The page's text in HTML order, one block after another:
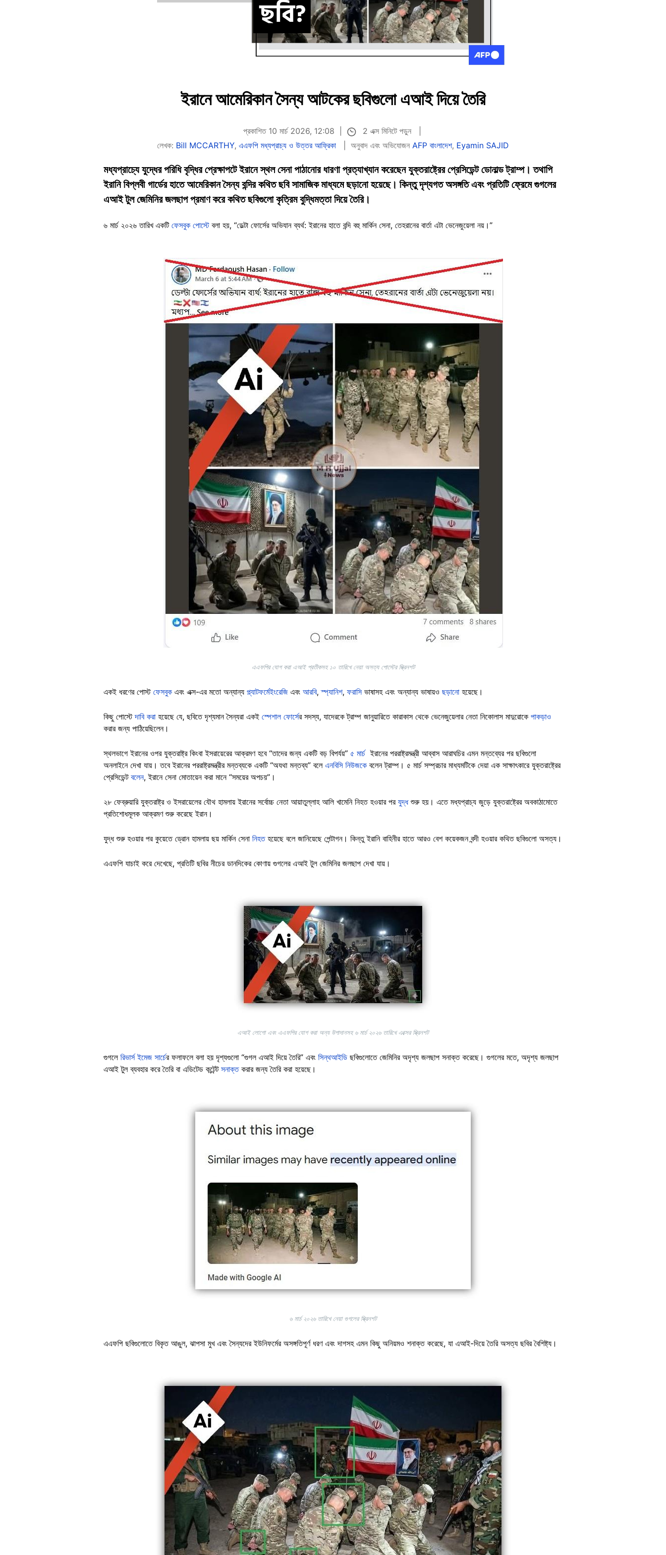
ইরানে আমেরিকান সৈন্য আটকের ছবিগুলো এআই দিয়ে তৈরি
প্রকাশিত 10 মার্চ 2026, 12:08
2 এক্স মিনিটে পড়ুন
লেখক: Bill MCCARTHY, এএফপি মধ্যপ্রাচ্য ও উত্তর আফ্রিকা অনুবাদ এবং অভিযোজন AFP বাংলাদেশ, Eyamin SAJID
মধ্যপ্রাচ্যে যুদ্ধের পরিধি বৃদ্ধির প্রেক্ষাপটে ইরানে স্থল সেনা পাঠানোর ধারণা প্রত্যাখ্যান করেছেন যুক্তরাষ্ট্রের প্রেসিডেন্ট ডোনাল্ড ট্রাম্প। তথাপি
ইরানি বিপ্লবী গার্ডের হাতে আমেরিকান সৈন্য বন্দির কথিত ছবি সামাজিক মাধ্যমে ছড়ানো হয়েছে। কিন্তু দৃশ্যগত অসঙ্গতি এবং প্রতিটি ফ্রেমে গুগলের
এআই টুল জেমিনির জলছাপ প্রমাণ করে কথিত ছবিগুলো কৃত্রিম বুদ্ধিমত্তা দিয়ে তৈরি।
৬ মার্চ ২০২৬ তারিখ একটি ফেসবুক পোস্টেবলা হয়, “ডেল্টা ফোর্সের অভিযান ব্যর্থ: ইরানের হাতে বন্দি বহু মার্কিন সেনা, তেহরানের বার্তা এটা ভেনেজুয়েলা নয়।”
এএফপির যোগ করা এআই প্রতীকসহ ১০ তারিখে নেয়া অসত্য পোস্টের স্ক্রিনশট
একই ধরণের পোস্ট ফেসবুক এবং এক্স-এর মতো অন্যান্য প্ল্যাটফর্মেইংরেজি এবং আরবি,স্প্যানিশ, ফরাসিভাষাসহ এবং অন্যান্য ভাষায়ও ছড়ানো হয়েছে।
কিছু পোস্টেদাবি করা হয়েছে যে, ছবিতে দৃশ্যমান সৈন্যরা একই স্পেশাল ফোর্সের সদস্য, যাদেরকে ট্রাম্প জানুয়ারিতে কারাকাস থেকে ভেনেজুয়েলার নেতা নিকোলাস মাদুরোকে পাকড়াও
করার জন্য পাঠিয়েছিলেন।
স্থলভাগে ইরানের ওপর যুক্তরাষ্ট্র কিংবা ইসরায়েরের আক্রমণ হবে “তাদের জন্য একটি বড় বিপর্যয়” ৫ মার্চইরানের পররাষ্ট্রমন্ত্রী আব্বাস আরাঘচির এমন মন্তব্যের পর ছবিগুলো
অনলাইনে দেখা যায়। তবে ইরানের পররাষ্ট্রমন্ত্রীর মন্তব্যকে একটি “অযথা মন্তব্য” বলে এনবিসি নিউজকে বলেন ট্রাম্প। ৫ মার্চ সম্প্রচার মাধ্যমটিকে দেয়া এক সাক্ষাৎকারে যুক্তরাষ্ট্রের
প্রেসিডেন্ট বলেন, ইরানে সেনা মোতায়েন করা মানে “সময়ের অপচয়”।
২৮ ফেব্রুয়ারি যুক্তরাষ্ট্র ও ইসরায়েলের যৌথ হামলায় ইরানের সর্বোচ্চ নেতা আয়াতুল্লাহ আলি খামেনি নিহত হওয়ার পর যুদ্ধশুরু হয়। এতে মধ্যপ্রাচ্য জুড়ে যুক্তরাষ্ট্রের অবকাঠামোতে
প্রতিশোধমূলক আক্রমণ শুরু করেছে ইরান।
যুদ্ধ শুরু হওয়ার পর কুয়েতে ড্রোন হামলায় ছয় মার্কিন সেনা নিহতহয়েছে বলে জানিয়েছে পেন্টাগন। কিন্তু ইরানি বাহিনীর হাতে আরও বেশ কয়েকজন বন্দী হওয়ার কথিত ছবিগুলো অসত্য।
এএফপি যাচাই করে দেখেছে, প্রতিটি ছবির নীচের ডানদিকের কোণায় গুগলের এআই টুল জেমিনির জলছাপ দেখা যায়।
এআই লোগো এবং এএফপির যোগ করা অন্য উপাদানসহ ৬ মার্চ ২০২৬ তারিখে এক্সের স্ক্রিনশট
গুগলে রিভার্স ইমেজ সার্চের ফলাফলে বলা হয় দৃশ্যগুলো “গুগল এআই দিয়ে তৈরি” এবং সিন্থআইডি ছবিগুলোতে জেমিনির অদৃশ্য জলছাপ সনাক্ত করেছে। গুগলের মতে, অদৃশ্য জলছাপ
এআই টুল ব্যবহার করে তৈরি বা এডিটেড কন্টেন্ট সনাক্তকরার জন্য তৈরি করা হয়েছে।
৬ মার্চ ২০২৬ তারিখে নেয়া গুগলের স্ক্রিনশট
এএফপি ছবিগুলোতে বিকৃত আঙুল, ঝাপসা মুখ এবং সৈন্যদের ইউনিফর্মের অসঙ্গতিপূর্ণ ধরণ এবং দাগসহ এমন কিছু অনিয়মও শনাক্ত করেছে, যা এআই-দিয়ে তৈরি অসত্য ছবির বৈশিষ্ট্য।